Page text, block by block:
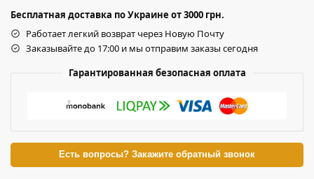
Бесплатная доставка по Украине от 3000 грн.
Работает легкий возврат через Новую Почту
Заказывайте до 17:00 и мы отправим заказы сегодня
Гарантированная безопасная оплата
Есть вопросы? Закажите обратный звонок